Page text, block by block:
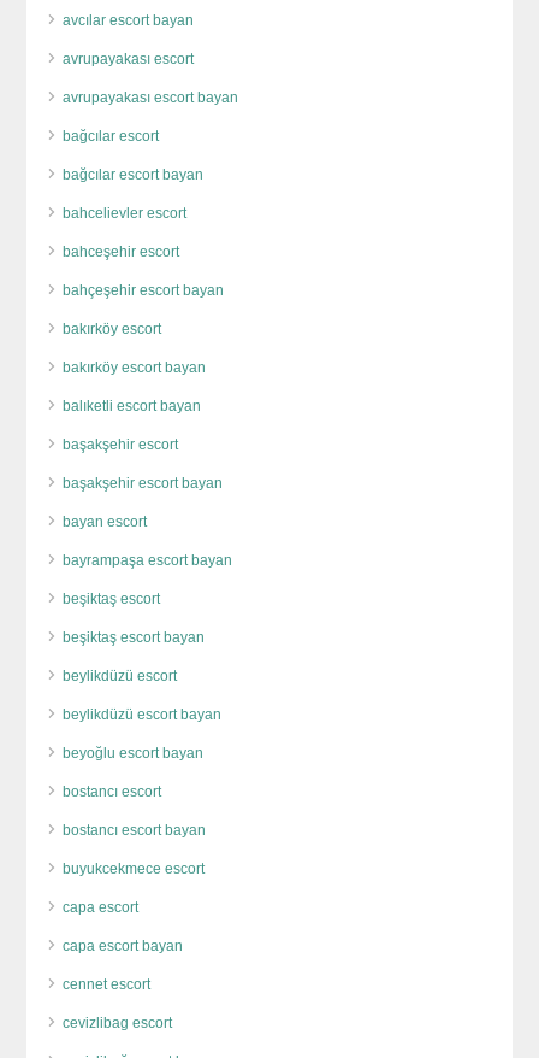
avcılar escort bayan
avrupayakası escort
avrupayakası escort bayan
bağcılar escort
bağcılar escort bayan
bahcelievler escort
bahceşehir escort
bahçeşehir escort bayan
bakırköy escort
bakırköy escort bayan
balıketli escort bayan
başakşehir escort
başakşehir escort bayan
bayan escort
bayrampaşa escort bayan
beşiktaş escort
beşiktaş escort bayan
beylikdüzü escort
beylikdüzü escort bayan
beyoğlu escort bayan
bostancı escort
bostancı escort bayan
buyukcekmece escort
capa escort
capa escort bayan
cennet escort
cevizlibag escort